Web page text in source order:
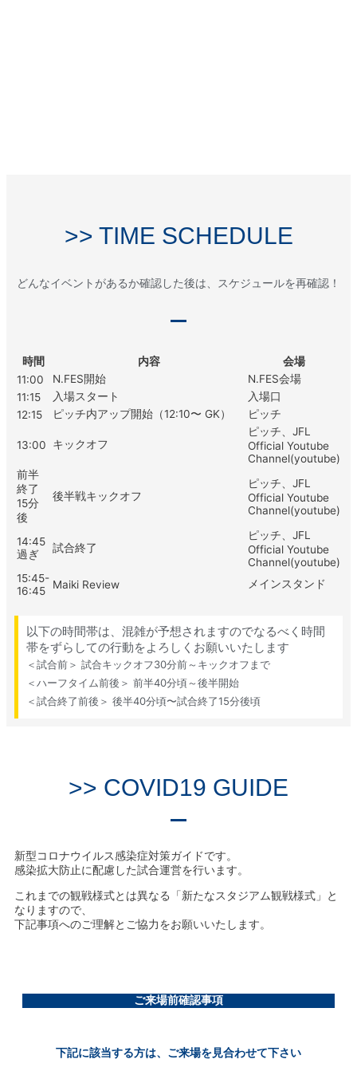
>> TIME SCHEDULE
どんなイベントがあるか確認した後は、スケジュールを再確認！
時間 内容
会場
11:00
N.FES開始
N.FES会場
11:15
入場スタート
入場口
12:15
ピッチ内アップ開始（12:10〜 GK） ピッチ
13:00 キックオフ
ピッチ、JFL
Official Youtube
Channel(youtube)
前半
終了
15分
後
後半戦キックオフ
ピッチ、JFL
Official Youtube
Channel(youtube)
14:45
過ぎ
試合終了
ピッチ、JFL
Official Youtube
Channel(youtube)
15:45-
16:45
Maiki Review メインスタンド
以下の時間帯は、混雑が予想されますのでなるべく時間
帯をずらしての行動をよろしくお願いいたします
＜試合前＞ 試合キックオフ30分前～キックオフまで
＜ハーフタイム前後＞ 前半40分頃～後半開始
＜試合終了前後＞ 後半40分頃〜試合終了15分後頃
>> COVID19 GUIDE
新型コロナウイルス感染症対策ガイドです。
感染拡大防止に配慮した試合運営を行います。
これまでの観戦様式とは異なる「新たなスタジアム観戦様式」と
なりますので、
下記事項へのご理解とご協力をお願いいたします。
ご来場前確認事項
下記に該当する方は、ご来場を見合わせて下さい